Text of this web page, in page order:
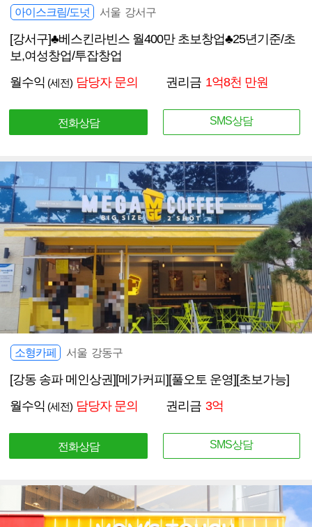
아이스크림/도넛 서울 강서구
[강서구]♣베스킨라빈스 월400만 초보창업♣25년기준/초
보,여성창업/투잡창업
월수익 (세전) 담당자 문의 권리금 1억8천 만원
전화상담 SMS상담
소형카페 서울 강동구
[강동 송파 메인상권][메가커피][풀오토 운영][초보가능]
월수익 (세전) 담당자 문의 권리금 3억
전화상담 SMS상담